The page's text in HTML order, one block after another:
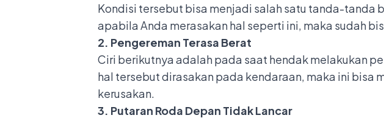
Kondisi tersebut bisa menjadi salah satu tanda-tanda
apabila Anda merasakan hal seperti ini, maka sudah
2. Pengereman Terasa Berat
Ciri berikutnya adalah pada saat hendak melakukan
hal tersebut dirasakan pada kendaraan, maka ini
kerusakan.
3. Putaran Roda Depan Tidak Lancar